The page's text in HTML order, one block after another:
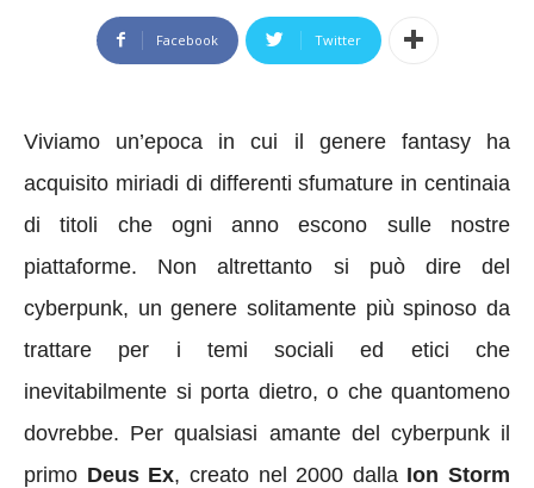
Facebook Twitter
Viviamo un’epoca in cui il genere fantasy ha
acquisito miriadi di differenti sfumature in centinaia
di titoli che ogni anno escono sulle nostre
piattaforme. Non altrettanto si può dire del
cyberpunk, un genere solitamente più spinoso da
trattare per i temi sociali ed etici che
inevitabilmente si porta dietro, o che quantomeno
dovrebbe. Per qualsiasi amante del cyberpunk il
primo Deus Ex, creato nel 2000 dalla Ion Storm